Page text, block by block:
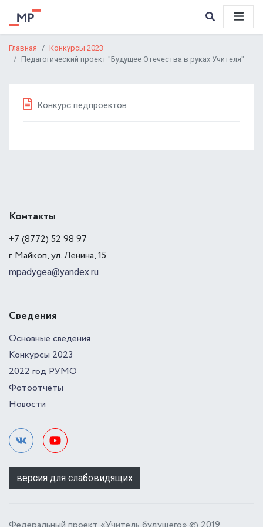
Главная
Конкурсы 2023
Педагогический проект "Будущее Отечества в руках Учителя"
Конкурс педпроектов
Контакты
+7 (8772) 52 98 97
г. Майкоп, ул. Ленина, 15
mpadygea@yandex.ru
Сведения
Основные сведения
Конкурсы 2023
2022 год РУМО
Фотоотчёты
Новости
версия для слабовидящих